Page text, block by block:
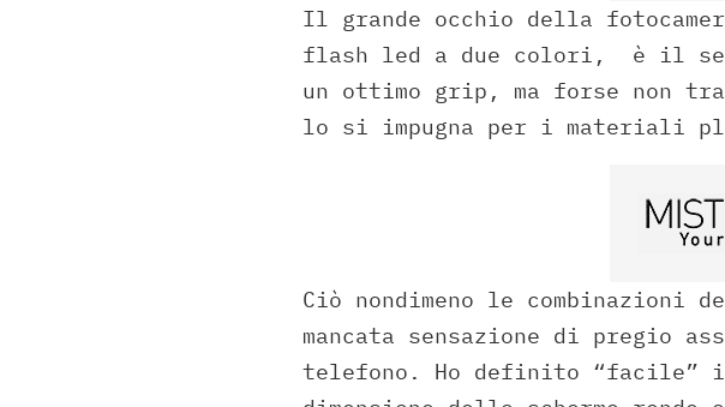
Il grande occhio della
flash led a due colori, è il
un ottimo grip, ma forse non
lo si impugna per i materiali
Ciò nondimeno le combinazioni
mancata sensazione di pregio
telefono. Ho definito “facile”